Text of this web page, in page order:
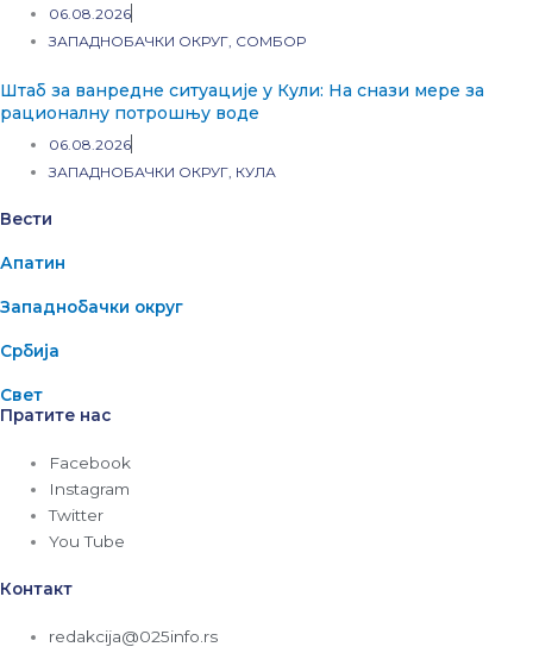
06.08.2026
ЗАПАДНОБАЧКИ ОКРУГ, СОМБОР
Штаб за ванредне ситуације у Кули: На снази мере за
рационалну потрошњу воде
06.08.2026
ЗАПАДНОБАЧКИ ОКРУГ КУЛА
Вести
Апатин
Западнобачки округ
Србија
Свет
Пратите нас
Facebook
Instagram
Twitter
You Tube
Контакт
redakcija@025info.rs